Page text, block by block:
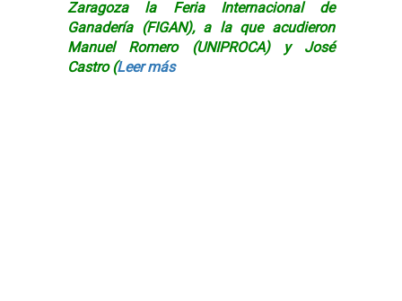
Zaragoza la Feria Internacional de
Ganadería (FIGAN), a la que acudieron
Manuel Romero (UNIPROCA) y José
Castro (Leer más